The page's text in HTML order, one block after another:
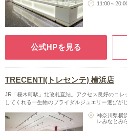
11:00～
公式HPを見る
TRECENTI(トレセンテ) 横浜店
JR「桜木町駅」北改札直結。アクセス良好のコレ
してくれる一生物のブライダルジュエリー選びが
神奈川県横
レみなとみ